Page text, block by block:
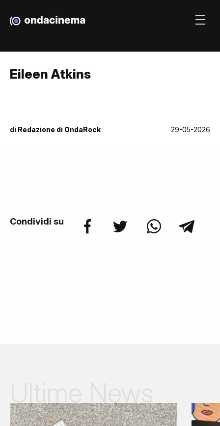
Eileen Atkins
di Redazione di OndaRock 29-05-2026
Condividi su